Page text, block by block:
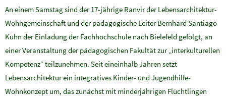
An einem Samstag sind der 17-jährige Ranvir der Lebensarchitektur-
Wohngemeinschaft und der pädagogische Leiter Bernhard Santiago
Kuhn der Einladung der Fachhochschule nach Bielefeld gefolgt, an
einer Veranstaltung der pädagogischen Fakultät zur „interkulturellen
Kompetenz“ teilzunehmen. Seit eineinhalb Jahren setzt
Lebensarchitektur ein integratives Kinder- und Jugendhilfe-
Wohnkonzept um, das zunächst mit minderjährigen Flüchtlingen